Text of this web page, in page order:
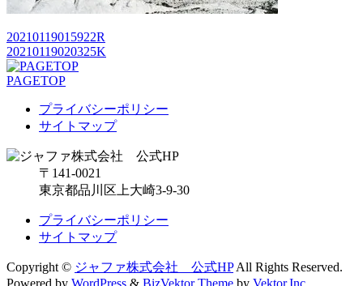
20210119015922R
20210119020325K
PAGETOP
プライバシーポリシー
サイトマップ
〒141-0021
東京都品川区上大崎3-9-30
プライバシーポリシー
サイトマップ
Copyright © ジャファ株式会社 公式HPAll Rights Reserved.